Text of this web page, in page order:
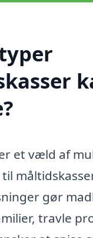
et væld af
gør
travle